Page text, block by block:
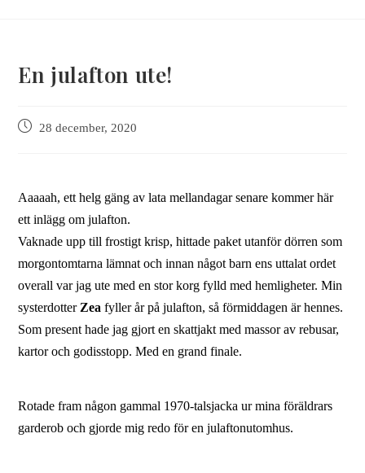
En julafton ute!
28 december, 2020
Aaaaah, ett helg gäng av lata mellandagar senare kommer här
ett inlägg om julafton.
Vaknade upp till frostigt krisp, hittade paket utanför dörren som
morgontomtarna lämnat och innan något barn ens uttalat ordet
overall var jag ute med en stor korg fylld med hemligheter. Min
systerdotter Zea fyller år på julafton, så förmiddagen är hennes.
Som present hade jag gjort en skattjakt med massor av rebusar,
kartor och godisstopp. Med en grand finale.
Rotade fram någon gammal 1970-talsjacka ur mina föräldrars
garderob och gjorde mig redo för en julaftonutomhus.